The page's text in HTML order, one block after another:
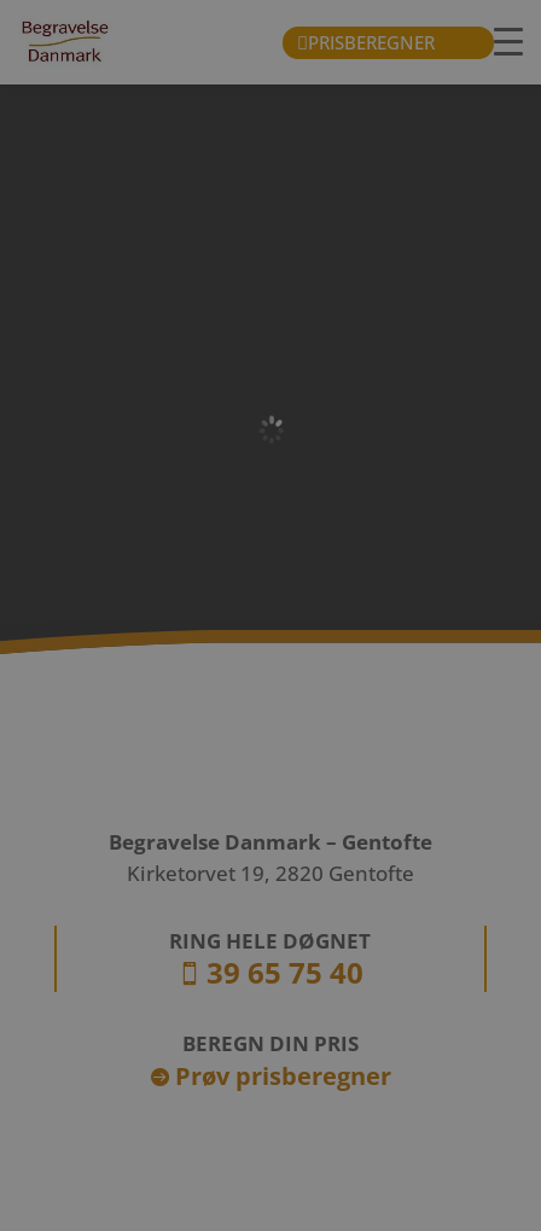
PRISBEREGNER
Begravelse Danmark – Gentofte
Kirketorvet 19, 2820 Gentofte
RING HELE DØGNET
 39 65 75 40
BEREGN DIN PRIS
 Prøv prisberegner